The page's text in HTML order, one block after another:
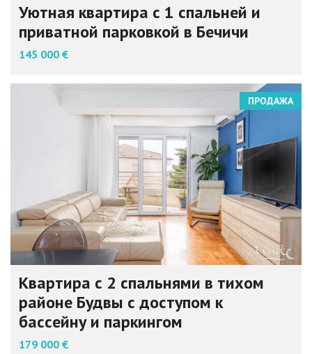
Уютная квартира с 1 спальней и
приватной парковкой в Бечичи
145 000 €
ПРОДАЖА
Квартира с 2 спальнями в тихом
районе Будвы с доступом к
бассейну и паркингом
179 000 €